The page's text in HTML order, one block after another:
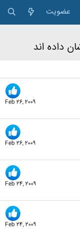
عضویت
Feb 26, 2009
Feb 26, 2009
Feb 24, 2009
Feb 24, 2009